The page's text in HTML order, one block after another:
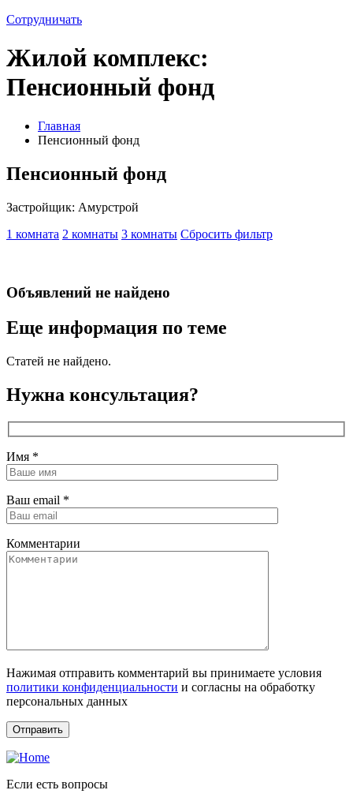
Сотрудничать
Жилой комплекс:
Пенсионный фонд
Главная
Пенсионный фонд
Пенсионный фонд
Застройщик: Амурстрой
1 комната 2 комнаты 3 комнаты Сбросить фильтр
Объявлений не найдено
Еще информация по теме
Статей не найдено.
Нужна консультация?
Имя *
Ваш email *
Комментарии
Нажимая отправить комментарий вы принимаете условия
политики конфиденциальности и согласны на обработку
персональных данных
Если есть вопросы